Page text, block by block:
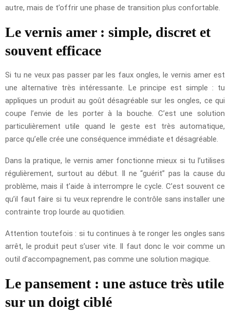
autre, mais de t’offrir une phase de transition plus confortable.
Le vernis amer : simple, discret et
souvent efficace
Si tu ne veux pas passer par les faux ongles, le vernis amer est
une alternative très intéressante. Le principe est simple : tu
appliques un produit au goût désagréable sur les ongles, ce qui
coupe l’envie de les porter à la bouche. C’est une solution
particulièrement utile quand le geste est très automatique,
parce qu’elle crée une conséquence immédiate et désagréable.
Dans la pratique, le vernis amer fonctionne mieux si tu l’utilises
régulièrement, surtout au début. Il ne “guérit” pas la cause du
problème, mais il t’aide à interrompre le cycle. C’est souvent ce
qu’il faut faire si tu veux reprendre le contrôle sans installer une
contrainte trop lourde au quotidien.
Attention toutefois : si tu continues à te ronger les ongles sans
arrêt, le produit peut s’user vite. Il faut donc le voir comme un
outil d’accompagnement, pas comme une solution magique.
Le pansement : une astuce très utile
sur un doigt ciblé